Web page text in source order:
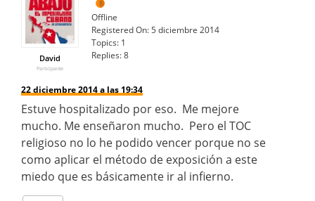
David
Participante
Offline
Registered On:5 diciembre 2014
Topics: 1
Replies:8
22 diciembre 2014 a las 19:34
Estuve hospitalizado por eso. Me mejore
mucho. Me enseñaron mucho. Pero el TOC
religioso no lo he podido vencer porque no se
como aplicar el método de exposición a este
miedo que es básicamente ir al infierno.